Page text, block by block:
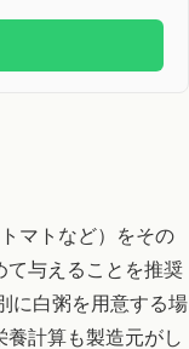
マトなど）をその
て与えることを推奨
に白粥を用意する場
計算も製造元がし